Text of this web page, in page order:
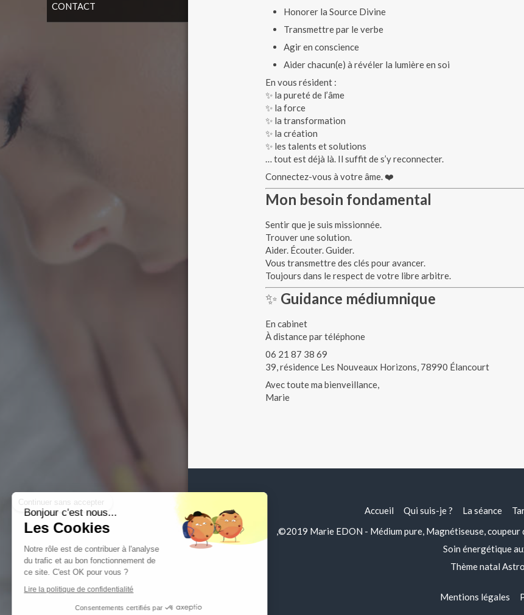
CONTACT
Honorer la Source Divine
Transmettre par le verbe
Agir en conscience
Aider chacun(e) à révéler la lumière en soi
En vous résident :
✨ la pureté de l’âme
✨ la force
✨ la transformation
✨ la création
✨ les talents et solutions
… tout est déjà là. Il suffit de s’y reconnecter.
Connectez-vous à votre âme. ❤️
Mon besoin fondamental
Sentir que je suis missionnée.
Trouver une solution.
Aider. Écouter. Guider.
Vous transmettre des clés pour avancer.
Toujours dans le respect de votre libre arbitre.
✨ Guidance médiumnique
En cabinet
À distance par téléphone
06 21 87 38 69
39, résidence Les Nouveaux Horizons, 78990 Élancourt
Avec toute ma bienveillance,
Marie
Accueil Qui suis-je ? La séance
,©2019 Marie EDON - Médium pure, Magnétiseuse,
Soin énergétique
Thème natal
Mentions légales
Bonjour c'est nous...
Les Cookies
Notre rôle est de contribuer à l'analyse
du trafic et au bon fonctionnement de
ce site. C'est OK pour vous ?
Lire la politique de confidentialité
Consentements certifiés par